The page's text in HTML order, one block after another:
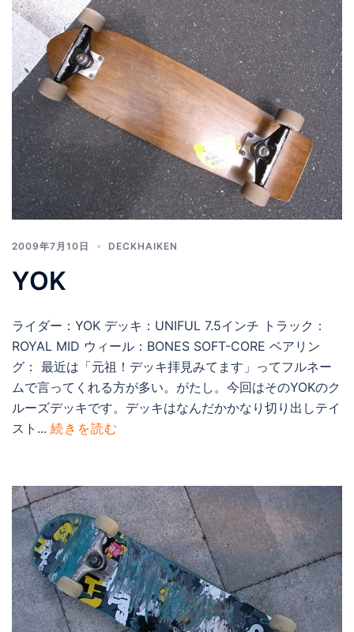
2009年7月10日 DECKHAIKEN
YOK
ライダー：YOK デッキ：UNIFUL 7.5インチ トラック：
ROYAL MID ウィール：BONES SOFT-CORE ベアリン
グ： 最近は「元祖！デッキ拝見みてます」ってフルネー
ムで言ってくれる方が多い。がたし。今回はそのYOKのク
ルーズデッキです。デッキはなんだかかなり切り出しテイ
スト... 続きを読む